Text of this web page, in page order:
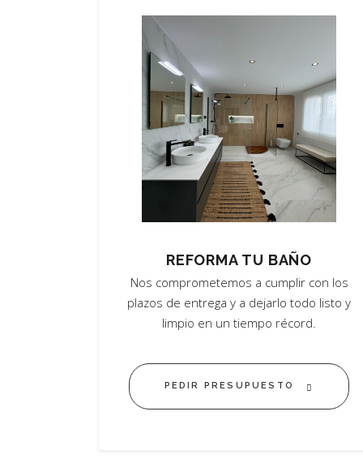
REFORMA TU BAÑO
Nos comprometemos a cumplir con los
plazos de entrega y a dejarlo todo listo y
limpio en un tiempo récord.
PEDIR PRESUPUESTO